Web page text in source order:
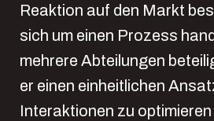
Reaktion auf den Markt
sich um einen Prozess
mehrere Abteilungen
er einen einheitlichen
Interaktionen zu optimieren